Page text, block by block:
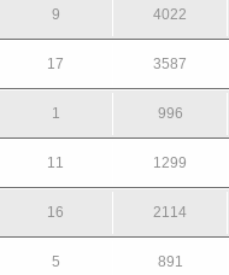
9 4022
17 3587
1 996
11 1299
16 2114
5 891